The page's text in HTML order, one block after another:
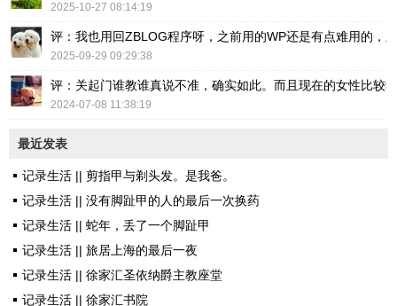
2025-10-27 08:14:19
评：我也用回ZBLOG程序呀，之前用的WP还是有点难用的，
2025-09-29 09:29:38
评：关起门谁教谁真说不准，确实如此。而且现在的女性比较
2024-07-08 11:38:19
最近发表
记录生活 || 剪指甲与剃头发。是我爸。
记录生活 || 没有脚趾甲的人的最后一次换药
记录生活 || 蛇年，丢了一个脚趾甲
记录生活 || 旅居上海的最后一夜
记录生活 || 徐家汇圣依纳爵主教座堂
记录生活 || 徐家汇书院